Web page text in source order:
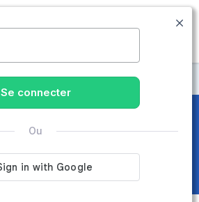
09.74.59.59.57
Se connecter
Ou